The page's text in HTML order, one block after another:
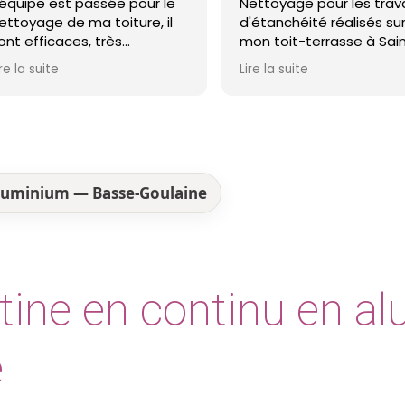
d'étanchéité réalisés sur
mon toit-terrasse à Saint-
Nazaire. Entreprise réactive,
professionnelle et agréable.
yeux fermés !
Lire la suite
Monsieur Boulain
honnêteté
— Basse-Goulaine
en continu en